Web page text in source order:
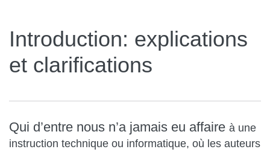
Introduction: explications
et clarifications
Qui d’entre nous n’a jamais eu affaire à une
instruction technique ou informatique, où les auteurs